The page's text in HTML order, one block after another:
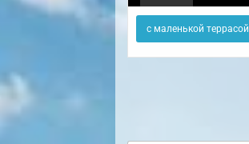
с маленькой террасой